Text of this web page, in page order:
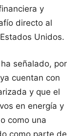
y
directo al
Unidos.
ha señalado, por
cuentan con
y que el
en energía y
como una
como parte de